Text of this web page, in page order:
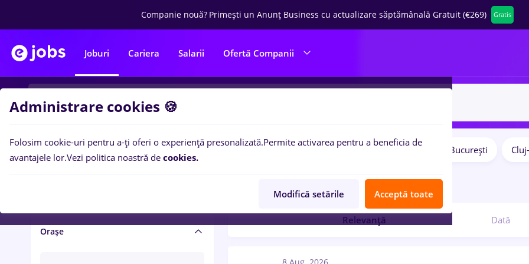
Companie nouă? Primești un Anunț Business cu actualizare săptămânală Gratuit (€269) Gratis
Joburi Cariera Salarii Ofertă Companii
Salariu și beneficii
Orașe
București
locuri de munca
Relevanță Dată
Administrare cookies 🍪
Folosim cookie-uri pentru a-ți oferi o experiență presonalizată.Permite activarea pentru a beneficia de
avantajele lor.Vezi politica noastră de cookies.
Modifică setările Acceptă toate